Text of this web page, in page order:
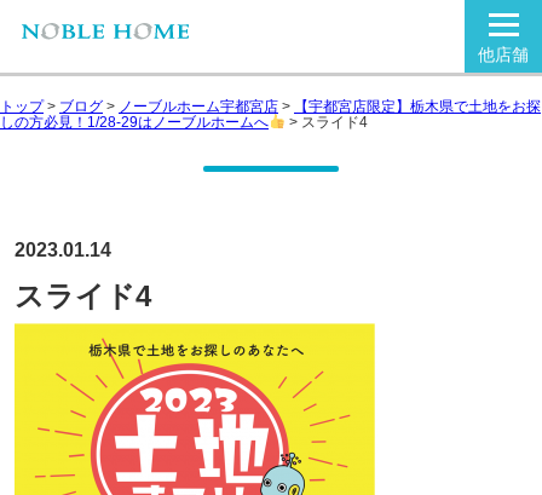
他店舗
トップ> ブログ > ノーブルホーム宇都宮店 >
【宇都宮店限定】栃木県で土地をお探
しの方必見！1/28-29はノーブルホームへ
> スライド4
2023.01.14
スライド4